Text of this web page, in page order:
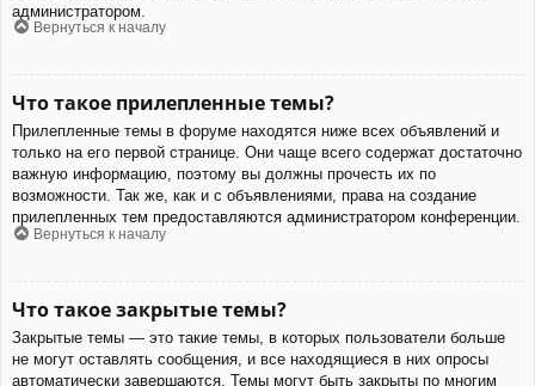
администратором.
Вернуться к началу
Что такое прилепленные темы?
Прилепленные темы в форуме находятся ниже всех объявлений и
только на его первой странице. Они чаще всего содержат достаточно
важную информацию, поэтому вы должны прочесть их по
возможности. Так же, как и с объявлениями, права на создание
прилепленных тем предоставляются администратором конференции.
Вернуться к началу
Что такое закрытые темы?
Закрытые темы — это такие темы, в которых пользователи больше
не могут оставлять сообщения, и все находящиеся в них опросы
автоматически завершаются. Темы могут быть закрыты по многим